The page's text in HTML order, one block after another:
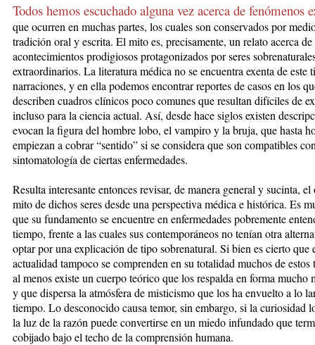
Todos hemos escuchado alguna vez acerca de fenómenos
queocurren en muchaspartes, loscuales son conservados por
tradición oral y escrita. El mito es, precisamente, un relato acerca de
acontecimientos prodigiosos protagonizados por seres
extraordinarios. La literatura médica no se encuentra exenta de este
narraciones, y en ella podemos encontrar reportes de casos en los
describen cuadros clínicos poco comunes que resultan difíciles de
incluso para la ciencia actual. Así, desde hace siglos existen
evocan la figura del hombre lobo, el vampiro y la bruja, que hasta
empiezan a cobrar “sentido” si se considera que son compatibles
sintomatología de ciertas enfermedades.
Resulta interesante entonces revisar, de manera general y sucinta,
mito de dichos seres desde una perspectiva médica e histórica. Es
que su fundamento se encuentre en enfermedades pobremente
tiempo, frente a las cuales sus contemporáneos no tenían otra
optar por una explicación de tipo sobrenatural. Si bien es cierto que
actualidad tampoco se comprenden en su totalidad muchos de estos
al menos existe un cuerpo teórico que los respalda en forma mucho
y que dispersa la atmósfera de misticismo que los ha envuelto a lo
tiempo. Lo desconocido causa temor, sin embargo, si la curiosidad
la luz de la razón puede convertirse en un miedo infundado que
cobijado bajo el techo de la comprensión humana.